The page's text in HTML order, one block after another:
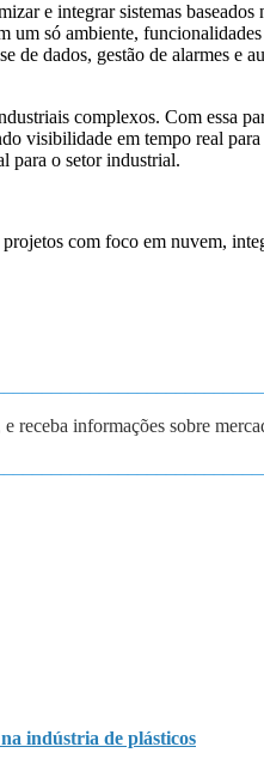
e integrar sistemas
um só ambiente,
dados, gestão de alarmes e
complexos. Com essa
visibilidade em tempo real
para o setor industrial.
com foco em nuvem,
receba informações sobre
indústria de plásticos